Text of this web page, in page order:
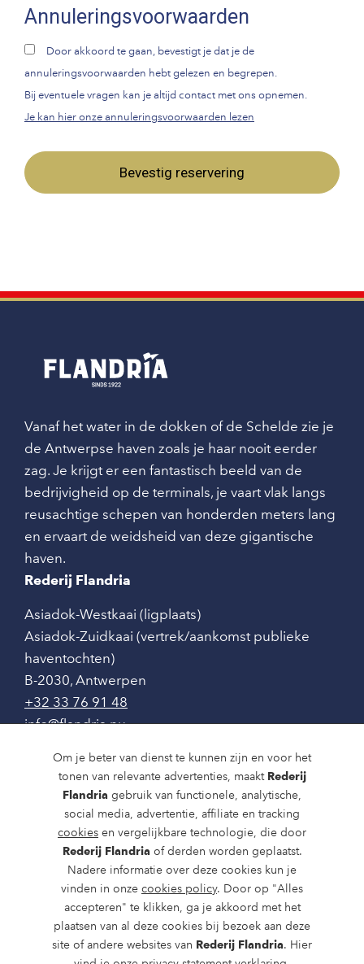
Om je beter van dienst te kunnen zijn en voor het
tonen van relevante advertenties, maakt Rederij
Flandria gebruik van functionele, analytische,
social media, advertentie, affiliate en tracking
cookies en vergelijkbare technologie, die door
Rederij Flandria of derden worden geplaatst.
Nadere informatie over deze cookies kun je
vinden in onze cookies policy. Door op "Alles
accepteren" te klikken, ga je akkoord met het
plaatsen van al deze cookies bij bezoek aan deze
site of andere websites van Rederij Flandria. Hier
Annuleringsvoorwaarden
Door akkoord te gaan, bevestigt je dat je de
annuleringsvoorwaarden hebt gelezen en begrepen.
Bij eventuele vragen kan je altijd contact met ons opnemen.
Je kan hier onze annuleringsvoorwaarden lezen
Bevestig reservering
Vanaf het water in de dokken of de Schelde zie je
de Antwerpse haven zoals je haar nooit eerder
zag. Je krijgt er een fantastisch beeld van de
bedrijvigheid op de terminals, je vaart vlak langs
reusachtige schepen van honderden meters lang
en ervaart de weidsheid van deze gigantische
haven.
Rederij Flandria
Asiadok-Westkaai (ligplaats)
Asiadok-Zuidkaai (vertrek/aankomst publieke
haventochten)
B-2030, Antwerpen
+32 33 76 91 48
info@flandria.nu
Contact
Vaaragenda
Rondvaarten en dagtochten
Nieuws
Over ons
Route en bereikbaarheid